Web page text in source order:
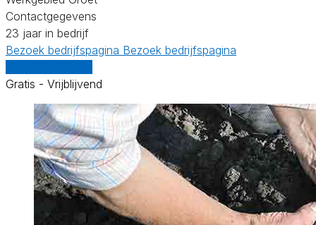
Contactgegevens
23 jaar in bedrijf
Bezoek bedrijfspagina Bezoek bedrijfspagina
Gratis - Vrijblijvend